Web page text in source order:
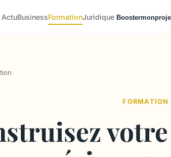
ActuBusinessFormationJuridique
FORMATION